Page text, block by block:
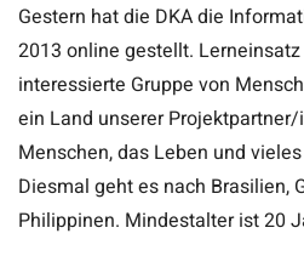
Gestern hat die DKA die
2013 online gestellt.
interessierte Gruppe von
ein Land unserer
Menschen, das Leben und
Diesmal geht es nach Brasilien,
Philippinen. Mindestalter ist 20